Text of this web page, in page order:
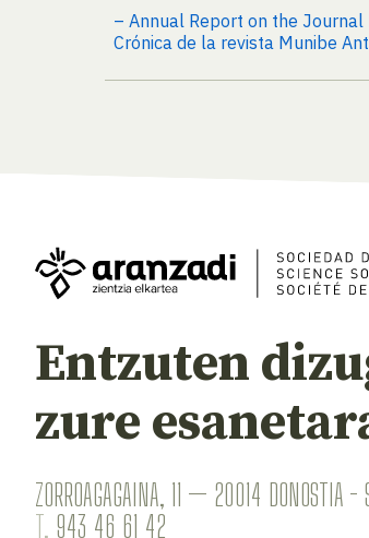
– Annual Report on the
Crónica de la revista Munibe
Entzuten
zure
ZORROAGAGAINA, 11 — 20014 DONOSTIA -
T. 943 46 61 42